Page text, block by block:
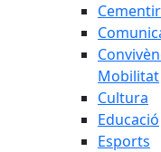
Mobilitat
Cultura
Educació
Esports